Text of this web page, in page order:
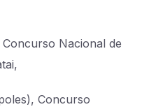
Nacional de
Concurso